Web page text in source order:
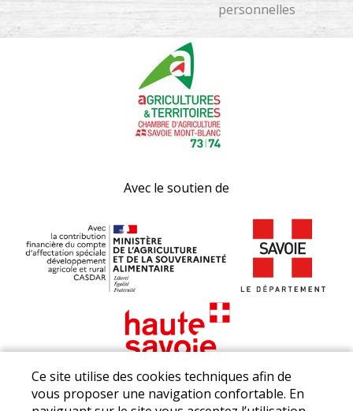
personnelles
Avec le soutien de
Ce site utilise des cookies techniques afin de
vous proposer une navigation confortable. En